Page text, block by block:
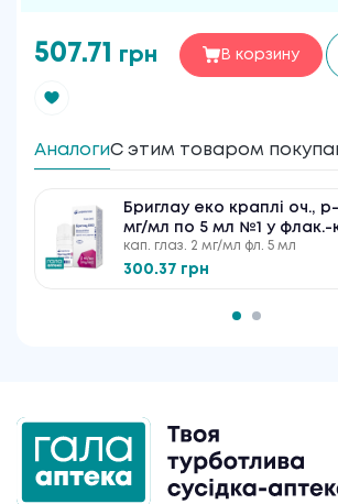
507.71 грн В корзину
АналогиС этим товаром
Бриглау еко краплі оч.,
мг/мл по 5 мл №1 у флак.-
кап. глаз. 2 мг/мл фл. 5 мл
300.37 грн